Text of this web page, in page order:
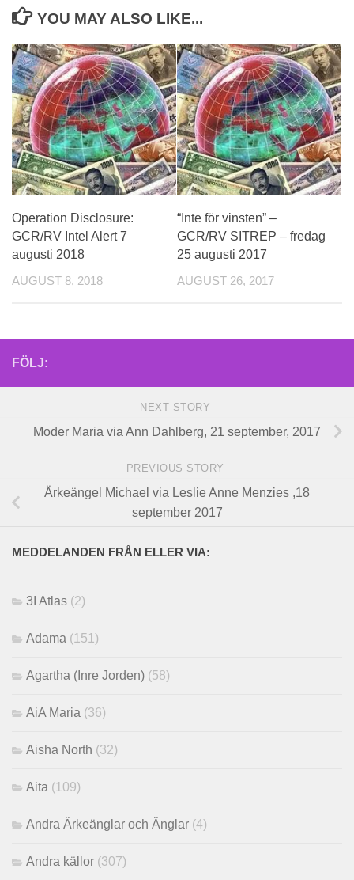
YOU MAY ALSO LIKE...
Operation Disclosure:
GCR/RV Intel Alert 7
augusti 2018
AUGUST 8, 2018
“Inte för vinsten” –
GCR/RV SITREP – fredag
25 augusti 2017
AUGUST 26, 2017
FÖLJ:
NEXT STORY
Moder Maria via Ann Dahlberg, 21 september, 2017
PREVIOUS STORY
Ärkeängel Michael via Leslie Anne Menzies ,18
september 2017
MEDDELANDEN FRÅN ELLER VIA:
3I Atlas (2)
Adama (151)
Agartha (Inre Jorden) (58)
AiA Maria (36)
Aisha North (32)
Aita (109)
Andra Ärkeänglar och Änglar (4)
Andra källor (307)